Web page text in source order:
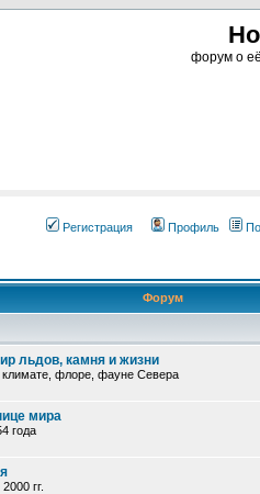
форум о
Регистрация Профиль
Форум
льдов, камня и жизни
климате, флоре, фауне Севера
мира
года
гг.